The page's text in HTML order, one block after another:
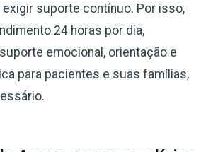
suporte contínuo. Por isso,
24 horas por dia,
emocional, orientação e
para pacientes e suas famílias,